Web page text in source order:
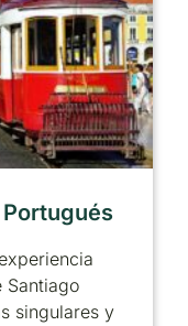
Portugués
Santiago
singulares y